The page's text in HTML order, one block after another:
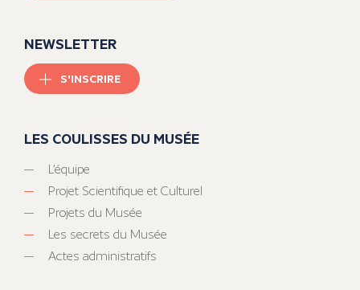
NEWSLETTER
S'INSCRIRE
LES COULISSES DU MUSÉE
L’équipe
Projet Scientifique et Culturel
Projets du Musée
Les secrets du Musée
Actes administratifs